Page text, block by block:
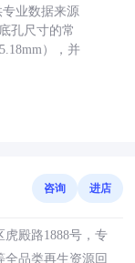
业数据来源
孔尺寸的常
），并
咨询 进店
殿路1888号，专
品类再生资源回